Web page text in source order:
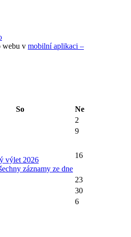
webu v mobilní aplikaci –
So
Ne
2
9
výlet 2026
záznamy ze dne
16
23
30
6